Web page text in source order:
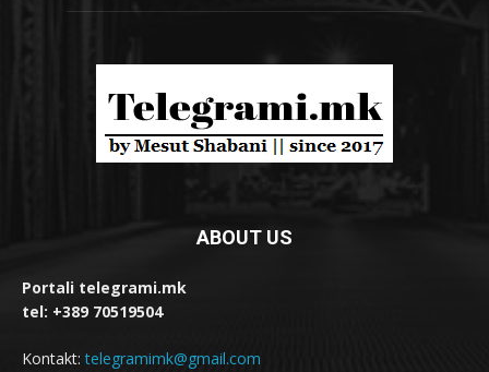
ABOUT US
Portali telegrami.mk
tel: +389 70519504
Kontakt:telegramimk@gmail.com